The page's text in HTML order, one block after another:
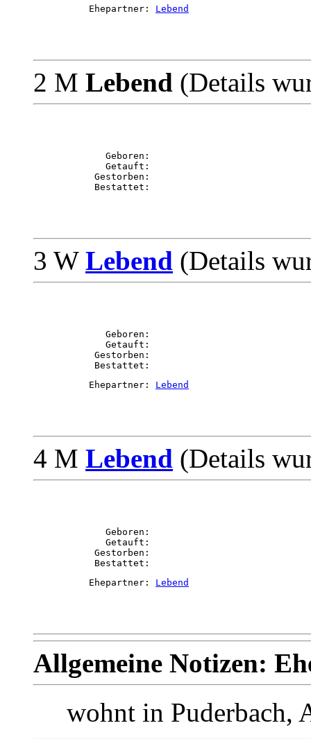
          Ehepartner:
Lebend
2 M Lebend (Details
             Geboren:
             Getauft:
           Gestorben:
3 W Lebend (Details
             Geboren:
             Getauft:
           Gestorben:
          Ehepartner:
Lebend
4 M Lebend (Details
             Geboren:
             Getauft:
           Gestorben:
          Ehepartner:
Lebend
Allgemeine Notizen:
wohnt in Puderbach,